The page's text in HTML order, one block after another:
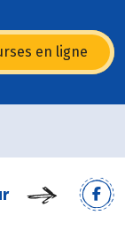
en ligne